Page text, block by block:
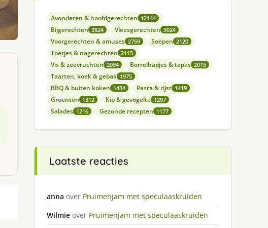
Avondeten & hoofdgerechten 12144
Bijgerechten 3824 Vleesgerechten 3024
Voorgerechten & amuses 2759 Soepen 2120
Toetjes & nagerechten 2115
Vis & zeevruchten 2094 Borrelhapjes & tapas 2015
Taarten, koek & gebak 1975
BBQ & buiten koken 1434 Pasta & rijst 1419
Groenten 1312 Kip & gevogelte 1297
Salades 1216 Gezonde recepten 1177
Laatste reacties
anna over Pruimenjam met speculaaskruiden
Wilmie over Pruimenjam met speculaaskruiden